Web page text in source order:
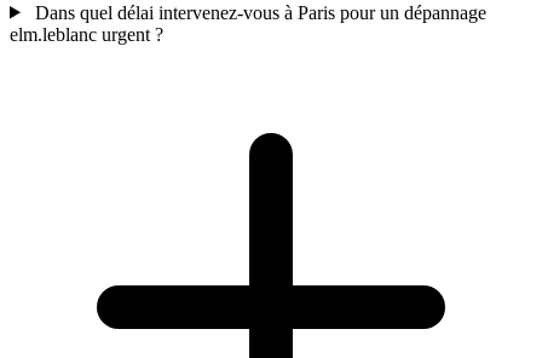
Dans quel délai intervenez-vous à Paris pour un dépannage
elm.leblanc urgent ?